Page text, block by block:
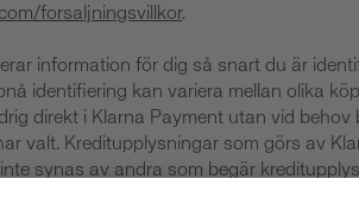
forsaljningsvillkor.
information för dig så snart du är
identifiering kan variera mellan olika
direkt i Klarna Payment utan vid behov
valt. Kreditupplysningar som görs av
synas av andra som begär